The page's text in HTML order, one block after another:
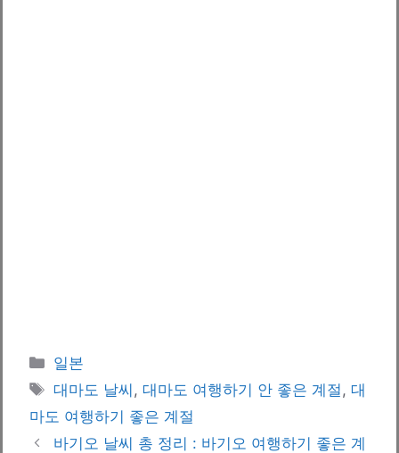
카
테
고
리
일본
태
그
대마도 날씨 ,대마도 여행하기 안 좋은 계절 ,대
마도 여행하기 좋은 계절
바기오 날씨 총 정리 : 바기오 여행하기 좋은 계